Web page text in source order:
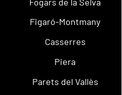
Figaró-Montmany
Casserres
Piera
Parets del Vallès